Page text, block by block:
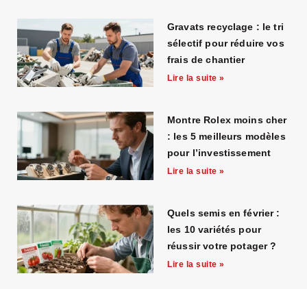
Gravats recyclage : le tri
sélectif pour réduire vos
frais de chantier
Lire la suite »
Montre Rolex moins cher
: les 5 meilleurs modèles
pour l’investissement
Lire la suite »
Quels semis en février :
les 10 variétés pour
réussir votre potager ?
Lire la suite »